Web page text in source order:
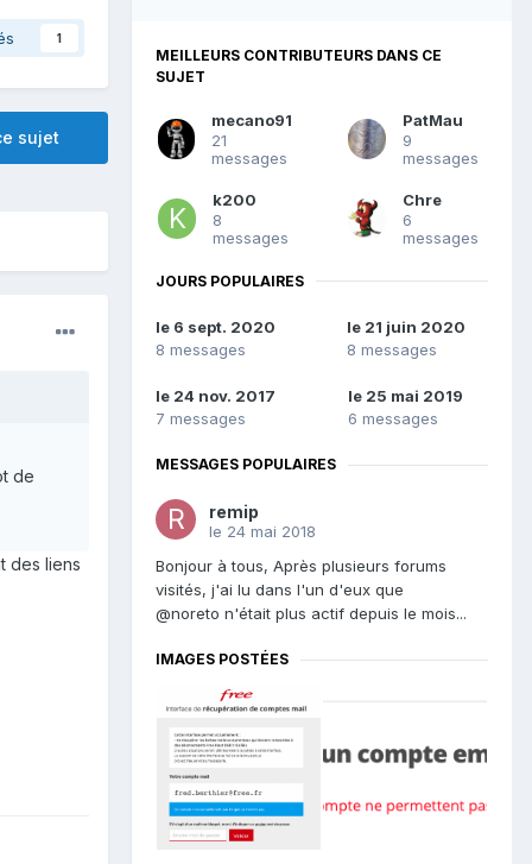
1
sujet
de
des liens
MEILLEURS CONTRIBUTEURS DANS CE
SUJET
mecano91
21
messages
PatMau
9
messages
k200
8
messages
Chre
6
messages
JOURS POPULAIRES
le 6 sept. 2020
8 messages
le 21 juin 2020
8 messages
le 24 nov. 2017
7 messages
le 25 mai 2019
6 messages
MESSAGES POPULAIRES
remip
le 24 mai 2018
Bonjour à tous, Après plusieurs forums
visités, j'ai lu dans l'un d'eux que
@noreto n'était plus actif depuis le mois...
IMAGES POSTÉES